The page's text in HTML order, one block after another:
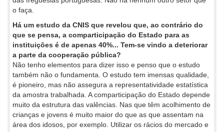
o faça.
Há um estudo da CNIS que revelou que, ao contrário do
que se pensa, a comparticipação do Estado para as
instituições é de apenas 40%... Tem-se vindo a deteriorar
a parte da cooperação pública?
Não tenho elementos para dizer isso e penso que o estudo
também não o fundamenta. O estudo tem imensas qualidade,
é pioneiro, mas não assegura a representatividade estatística
da amostra trabalhada. A comparticipação do Estado depende
muito da estrutura das valências. Nas que têm acolhimento de
crianças e jovens é muito maior do que as que assentam na
área dos idosos, por exemplo. Utilizar os rácios do mercado e